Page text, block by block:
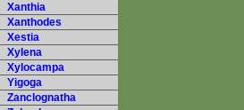
Xanthia
Xanthodes
Xestia
Xylena
Xylocampa
Yigoga
Zanclognatha